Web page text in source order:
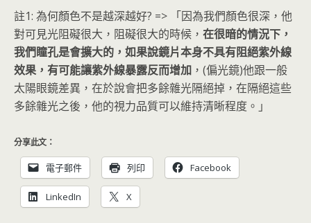
註1: 為何顏色不是越深越好? => 「因為我們顏色很深，他
對可見光阻礙很大，阻礙很大的時候， 在很暗的情況下，
我們瞳孔是會擴大的，如果說鏡片本身不具有阻絕紫外線
效果，有可能讓紫外線暴露反而增加 ，(偏光鏡)他跟一般
太陽眼鏡差異，在於說會把多餘雜光隔絕掉，在隔絕這些
多餘雜光之後，他的視力品質可以維持清晰程度。」
分享此文：
電子郵件 列印 Facebook
LinkedIn X